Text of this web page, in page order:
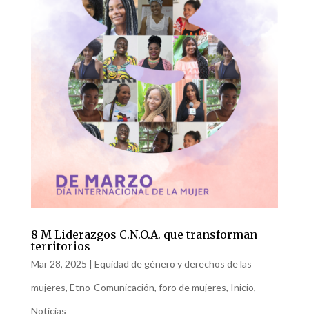
8 M Liderazgos C.N.O.A. que transforman
territorios
Mar 28, 2025 | Equidad de género y derechos de las
mujeres, Etno-Comunicación, foro de mujeres, Inicio,
Noticias